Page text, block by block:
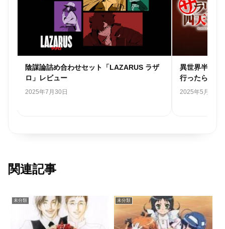
陰謀論詰め合わせセット「LAZARUS ラザ
ロ」レビュー
2025年7月30日
異世界半沢直
行ったら四天
2025年5月25日
関連記事
未分類 未分類